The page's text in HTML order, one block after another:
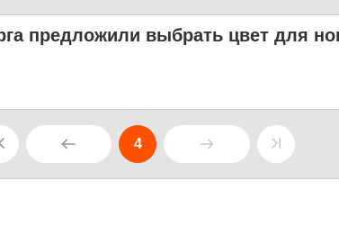
предложили выбрать цвет для
4